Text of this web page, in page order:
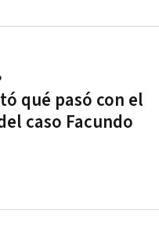
qué pasó con el
caso Facundo